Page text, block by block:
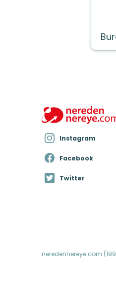
Instagram
Facebook
Twitter
neredennereye.com